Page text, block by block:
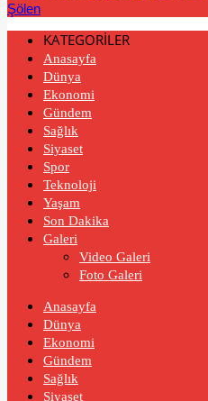
Şölen
KATEGORİLER
Anasayfa
Dünya
Ekonomi
Gündem
Sağlık
Siyaset
Spor
Teknoloji
Yaşam
Son Dakika
Galeri
Video Galeri
Foto Galeri
Anasayfa
Dünya
Ekonomi
Gündem
Sağlık
Siyaset